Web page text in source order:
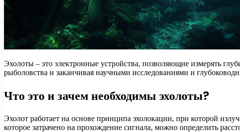
Эхолоты – это электронные устройства, позволяющие измерять
рыболовства и заканчивая научными исследованиями и
Что это и зачем необходимы эхолоты?
Эхолот работает на основе принципа эхолокации, при которой
которое затрачено на прохождение сигнала, можно определить